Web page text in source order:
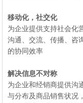
移动化，社交化
为企业提供支持社会化
沟通、交流、传播、咨
的协同效率
解决信息不对称
为企业和经销商提供沟
与分布及商品销售状况